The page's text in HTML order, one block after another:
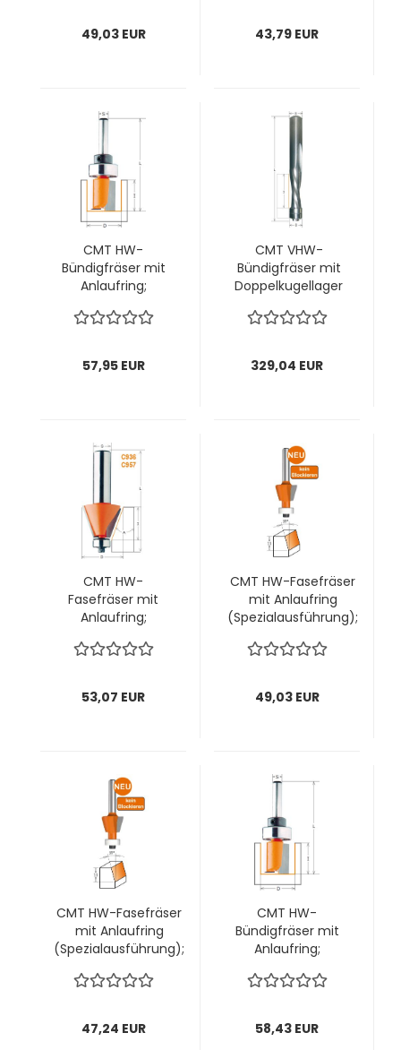
49,03 EUR
VPE = 1 Stck
43,79 EUR
CMT HW-
Bündigfräser mit
Anlaufring;
rechts; 1 VPE = 1
57,95 EUR
CMT VHW-
Bündigfräser mit
Doppelkugellager
12,7x50,8/114x12mm,
329,04 EUR
CMT HW-
Fasefräser mit
Anlaufring;
z2 ; Winkel 45°, 1
53,07 EUR
CMT HW-Fasefräser
mit Anlaufring
(Spezialausführung);
Winkel 30°, 1 VPE = 1
49,03 EUR
CMT HW-Fasefräser
mit Anlaufring
(Spezialausführung);
Winkel 15°, 1 VPE = 1
47,24 EUR
CMT HW-
Bündigfräser mit
Anlaufring;
rechts; 1 VPE = 1
58,43 EUR